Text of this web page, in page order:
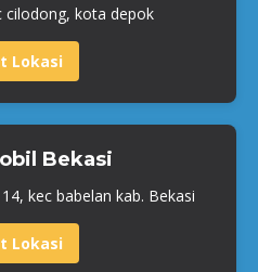
cilodong, kota depok
Lokasi
Bekasi
kec babelan kab. Bekasi
Lokasi